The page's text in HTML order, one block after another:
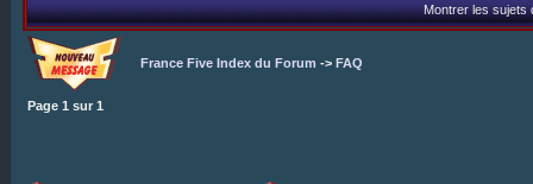
Montrer les sujets
France Five Index du Forum -> FAQ
Page 1 sur 1